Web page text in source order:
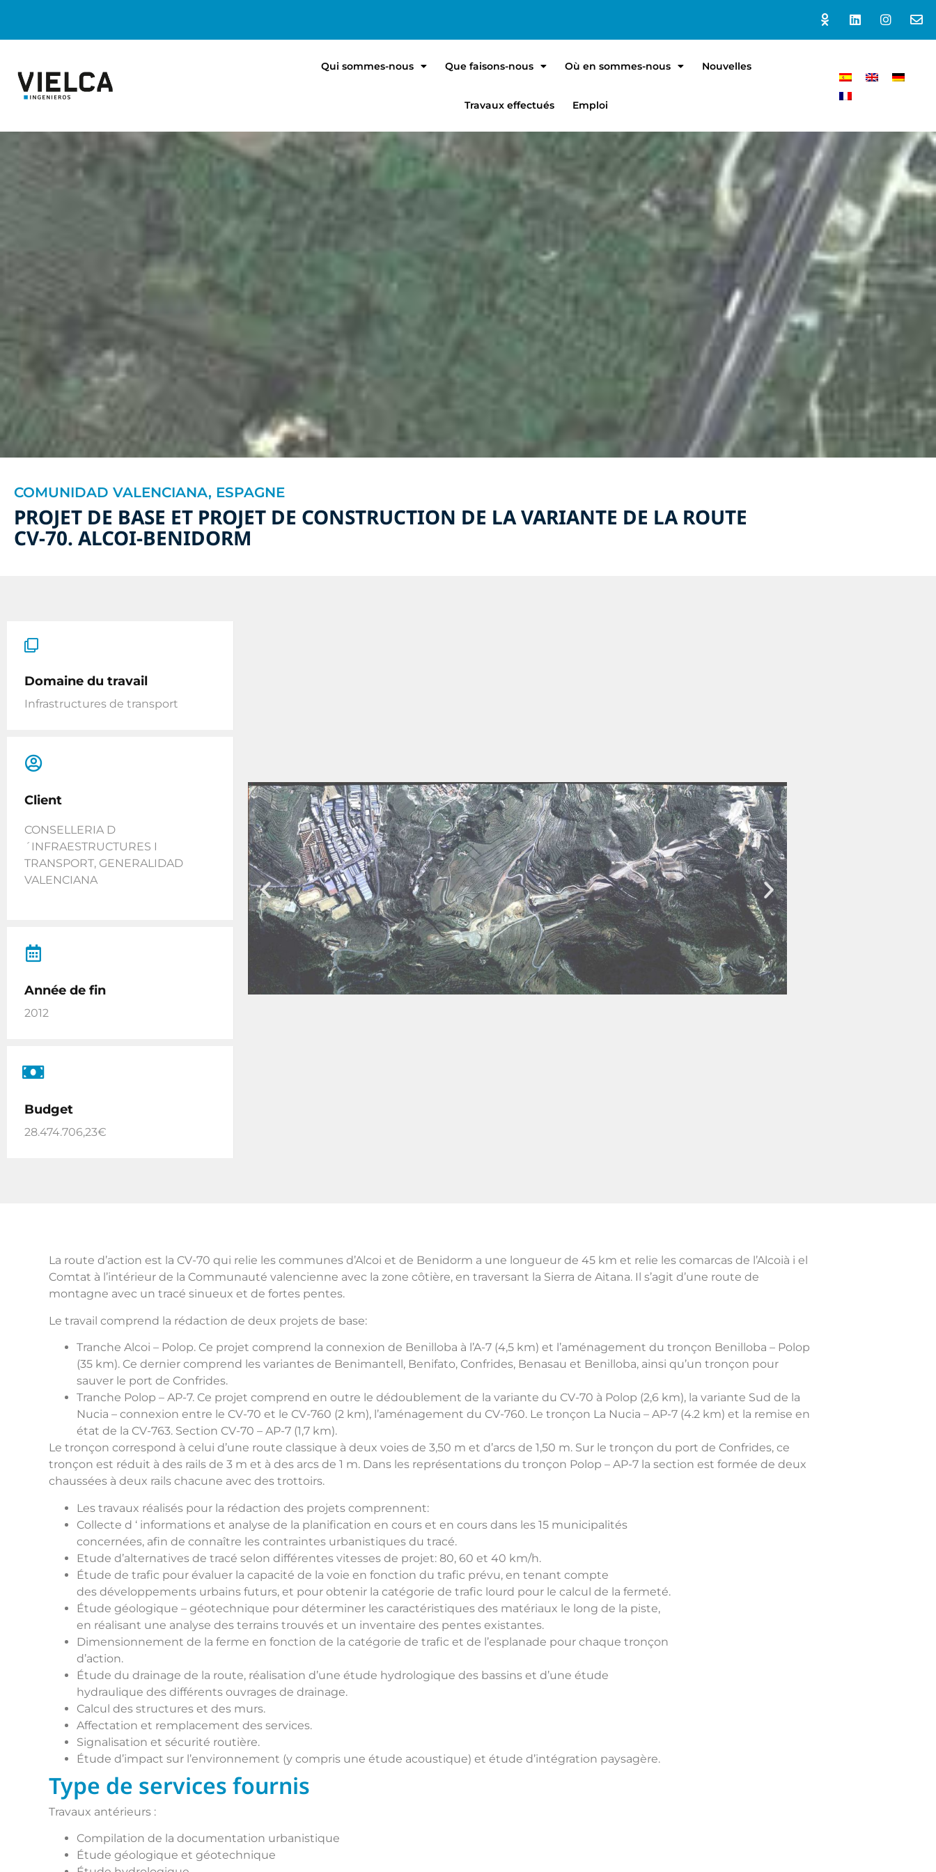
Qui sommes-nous Que faisons-nous Où en sommes-nous Nouvelles
Travaux effectués Emploi
COMUNIDAD VALENCIANA, ESPAGNE
PROJET DE BASE ET PROJET DE CONSTRUCTION DE LA VARIANTE DE LA ROUTE
CV-70. ALCOI-BENIDORM
Domaine du travail
Infrastructures de transport
Client
CONSELLERIA D
´INFRAESTRUCTURES I
TRANSPORT, GENERALIDAD
VALENCIANA
Année de fin
2012
Budget
28.474.706,23€
La route d’action est la CV-70 qui relie les communes d’Alcoi et de Benidorm a une longueur de 45 km et relie les comarcas de l’Alcoià i el
Comtat à l’intérieur de la Communauté valencienne avec la zone côtière, en traversant la Sierra de Aitana. Il s’agit d’une route de
montagne avec un tracé sinueux et de fortes pentes.
Le travail comprend la rédaction de deux projets de base:
Tranche Alcoi – Polop. Ce projet comprend la connexion de Benilloba à l’A-7 (4,5 km) et l’aménagement du tronçon Benilloba – Polop
(35 km). Ce dernier comprend les variantes de Benimantell, Benifato, Confrides, Benasau et Benilloba, ainsi qu’un tronçon pour
sauver le port de Confrides.
Tranche Polop – AP-7. Ce projet comprend en outre le dédoublement de la variante du CV-70 à Polop (2,6 km), la variante Sud de la
Nucia – connexion entre le CV-70 et le CV-760 (2 km), l’aménagement du CV-760. Le tronçon La Nucia – AP-7 (4.2 km) et la remise en
état de la CV-763. Section CV-70 – AP-7 (1,7 km).
Le tronçon correspond à celui d’une route classique à deux voies de 3,50 m et d’arcs de 1,50 m. Sur le tronçon du port de Confrides, ce
tronçon est réduit à des rails de 3 m et à des arcs de 1 m. Dans les représentations du tronçon Polop – AP-7 la section est formée de deux
chaussées à deux rails chacune avec des trottoirs.
Les travaux réalisés pour la rédaction des projets comprennent:
Collecte d ‘ informations et analyse de la planification en cours et en cours dans les 15 municipalités
concernées, afin de connaître les contraintes urbanistiques du tracé.
Etude d’alternatives de tracé selon différentes vitesses de projet: 80, 60 et 40 km/h.
Étude de trafic pour évaluer la capacité de la voie en fonction du trafic prévu, en tenant compte
des développements urbains futurs, et pour obtenir la catégorie de trafic lourd pour le calcul de la fermeté.
Étude géologique – géotechnique pour déterminer les caractéristiques des matériaux le long de la piste,
en réalisant une analyse des terrains trouvés et un inventaire des pentes existantes.
Dimensionnement de la ferme en fonction de la catégorie de trafic et de l’esplanade pour chaque tronçon
d’action.
Étude du drainage de la route, réalisation d’une étude hydrologique des bassins et d’une étude
hydraulique des différents ouvrages de drainage.
Calcul des structures et des murs.
Affectation et remplacement des services.
Signalisation et sécurité routière.
Étude d’impact sur l’environnement (y compris une étude acoustique) et étude d’intégration paysagère.
Type de services fournis
Travaux antérieurs :
Compilation de la documentation urbanistique
Étude géologique et géotechnique